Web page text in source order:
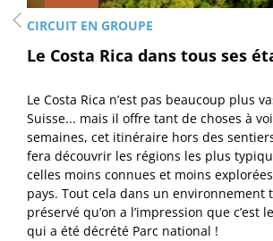
CIRCUIT EN GROUPE
Le Costa Rica dans tous ses
Le Costa Rica n’est pas beaucoup plus
Suisse... mais il offre tant de choses à
semaines, cet itinéraire hors des
fera découvrir les régions les plus
celles moins connues et moins
pays. Tout cela dans un environnement
préservé qu’on a l’impression que c’est
qui a été décrété Parc national !